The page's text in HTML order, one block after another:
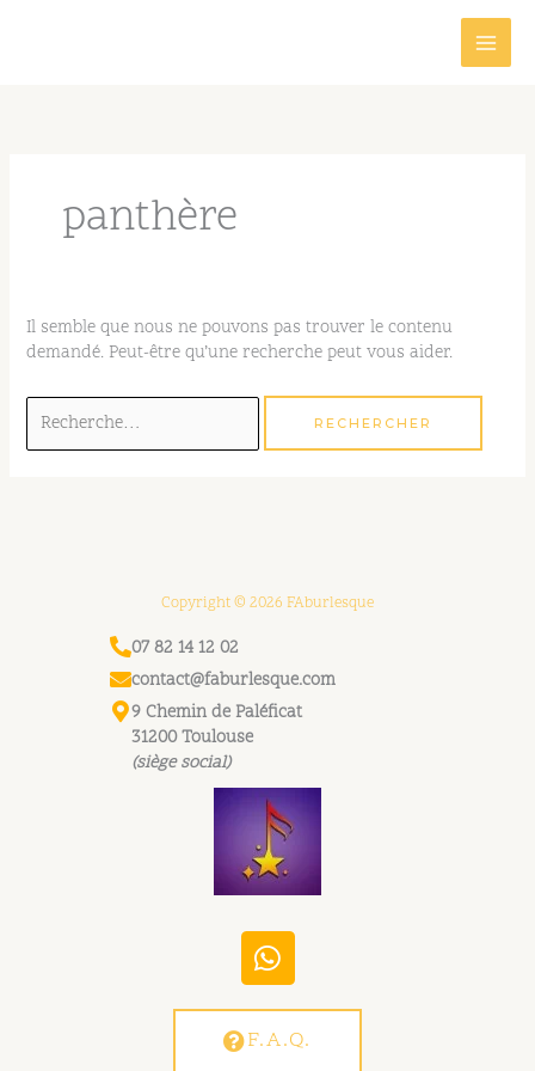
panthère
Il semble que nous ne pouvons pas trouver le contenu
demandé. Peut-être qu’une recherche peut vous aider.
Copyright © 2026 FAburlesque
07 82 14 12 02
contact@faburlesque.com
9 Chemin de Paléficat
31200 Toulouse
(siège social)
W
h
a
t
F.A.Q.